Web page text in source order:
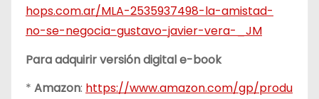
hops.com.ar/MLA-2535937498-la-amistad-
no-se-negocia-gustavo-javier-vera-_JM
Para adquirir versión digital e-book
* Amazon: https://www.amazon.com/gp/produ